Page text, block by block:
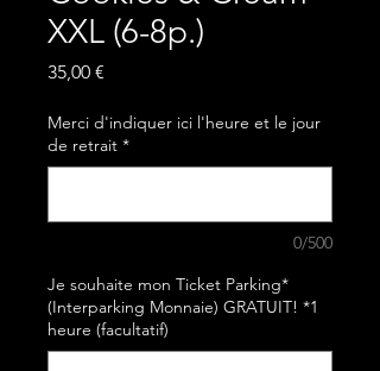
XXL (6-8p.)
35,00 €
Merci d'indiquer ici l'heure et le jour
de retrait *
0/500
Je souhaite mon Ticket Parking*
(Interparking Monnaie) GRATUIT! *1
heure (facultatif)